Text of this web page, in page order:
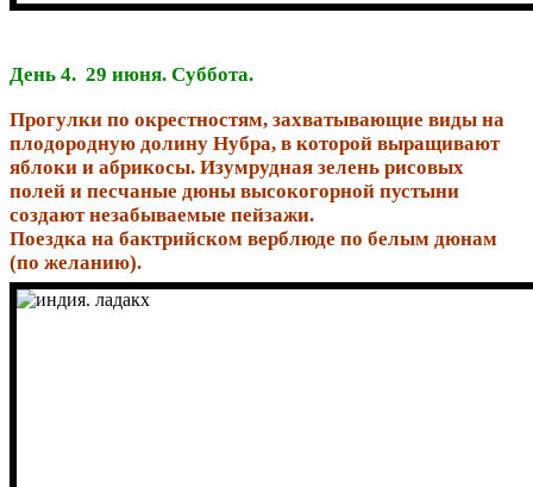
День 4. 29 июня. Суббота.
Прогулки по окрестностям, захватывающие виды на
плодородную долину Нубра, в которой выращивают
яблоки и абрикосы. Изумрудная зелень рисовых
полей и песчаные дюны высокогорной пустыни
создают незабываемые пейзажи.
Поездка на бактрийском верблюде по белым дюнам
(по желанию).